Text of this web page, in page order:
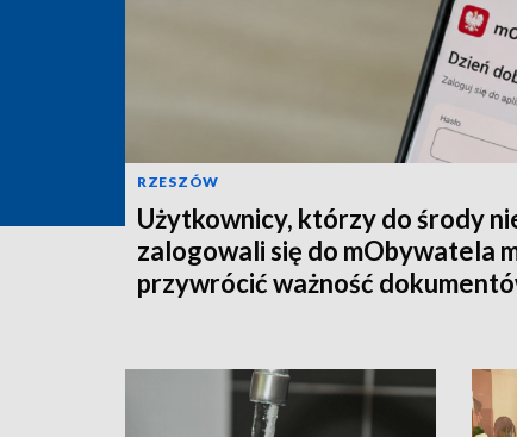
RZESZÓW
Użytkownicy, którzy do środy
zalogowali się do mObywatela
przywrócić ważność